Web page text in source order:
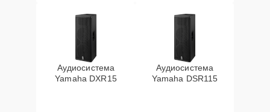
Аудиосистема
Yamaha DXR15
Аудиосистема
Yamaha DSR115